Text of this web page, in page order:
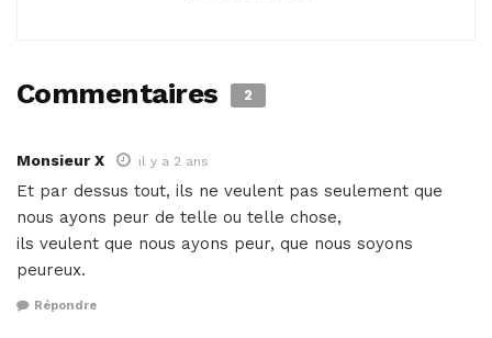
Commentaires 2
Monsieur X il y a 2 ans
Et par dessus tout, ils ne veulent pas seulement que
nous ayons peur de telle ou telle chose,
ils veulent que nous ayons peur, que nous soyons
peureux.
Répondre